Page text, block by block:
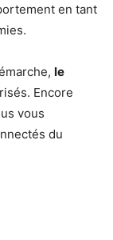
en tant
le
Encore
vous
du